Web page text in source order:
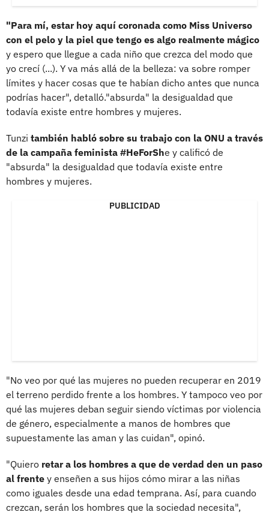
"Para mí, estar hoy aquí coronada como Miss Universo
con el pelo y la piel que tengo es algo realmente mágico
y espero que llegue a cada niño que crezca del modo que
yo crecí (...). Y va más allá de la belleza: va sobre romper
límites y hacer cosas que te habían dicho antes que nunca
podrías hacer", detalló."absurda" la desigualdad que
todavía existe entre hombres y mujeres.
Tunzi también habló sobre su trabajo con la ONU a través
de la campaña feminista #HeForShe y calificó de
"absurda" la desigualdad que todavía existe entre
hombres y mujeres.
PUBLICIDAD
"No veo por qué las mujeres no pueden recuperar en 2019
el terreno perdido frente a los hombres. Y tampoco veo por
qué las mujeres deban seguir siendo víctimas por violencia
de género, especialmente a manos de hombres que
supuestamente las aman y las cuidan", opinó.
"Quiero retar a los hombres a que de verdad den un paso
al frente y enseñen a sus hijos cómo mirar a las niñas
como iguales desde una edad temprana. Así, para cuando
crezcan, serán los hombres que la sociedad necesita",